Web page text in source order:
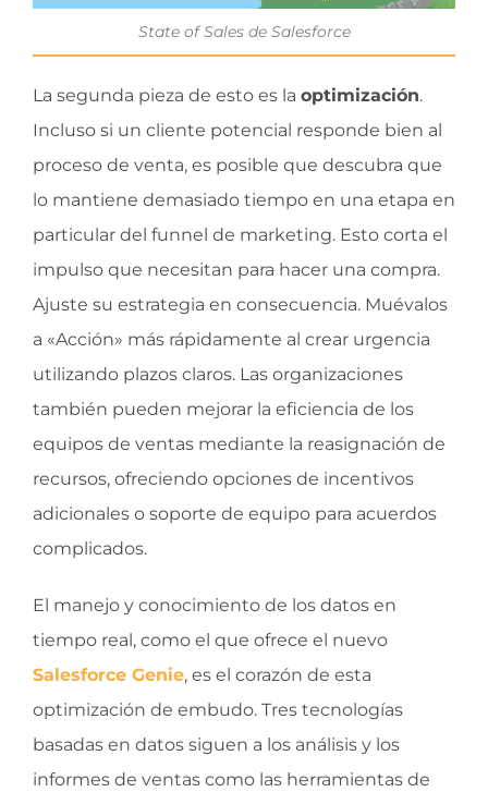
State of Sales de Salesforce
La segunda pieza de esto es la optimización.
Incluso si un cliente potencial responde bien al
proceso de venta, es posible que descubra que
lo mantiene demasiado tiempo en una etapa en
particular del funnel de marketing. Esto corta el
impulso que necesitan para hacer una compra.
Ajuste su estrategia en consecuencia. Muévalos
a «Acción» más rápidamente al crear urgencia
utilizando plazos claros. Las organizaciones
también pueden mejorar la eficiencia de los
equipos de ventas mediante la reasignación de
recursos, ofreciendo opciones de incentivos
adicionales o soporte de equipo para acuerdos
complicados.
El manejo y conocimiento de los datos en
tiempo real, como el que ofrece el nuevo
Salesforce Genie, es el corazón de esta
optimización de embudo. Tres tecnologías
basadas en datos siguen a los análisis y los
informes de ventas como las herramientas de